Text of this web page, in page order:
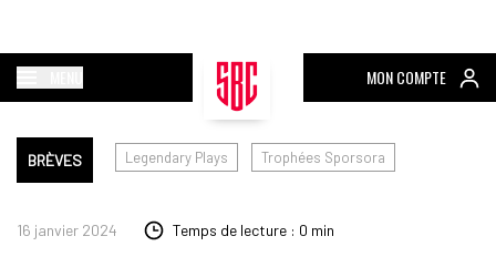
MON COMPTE
BRÈVES Legendary Plays Trophées Sporsora
16 janvier 2024 Temps de lecture : 0 min